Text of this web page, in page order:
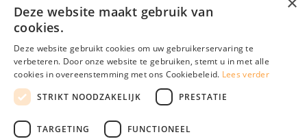
©1974 - 2026 Bas Boer Noten
Alle rechten voorbehouden
Deze website maakt gebruik van
cookies.
Deze website gebruikt cookies om uw gebruikerservaring te
verbeteren. Door onze website te gebruiken, stemt u in met alle
cookies in overeenstemming met ons Cookiebeleid. Lees verder
STRIKT NOODZAKELIJK
PRESTATIE
TARGETING FUNCTIONEEL